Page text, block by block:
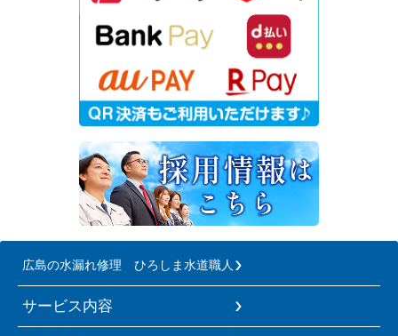
広島の水漏れ修理 ひろしま水道職人
サービス内容